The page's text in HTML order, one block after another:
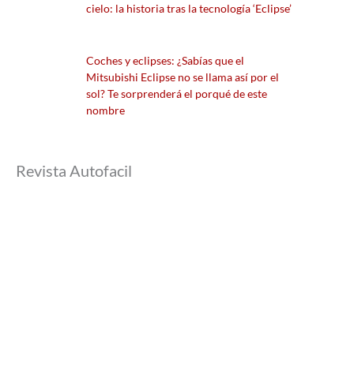
cielo: la historia tras la tecnología ‘Eclipse’
Coches y eclipses: ¿Sabías que el
Mitsubishi Eclipse no se llama así por el
sol? Te sorprenderá el porqué de este
nombre
Revista Autofacil